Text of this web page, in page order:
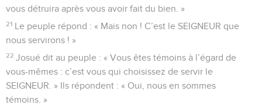
vous détruira après vous avoir fait du bien. »
21 Le peuple répond : « Mais non ! C’est le SEIGNEUR que
nous servirons ! »
22 Josué dit au peuple : « Vous êtes témoins à l’égard de
vous-mêmes : c’est vous qui choisissez de servir le
SEIGNEUR. » Ils répondent : « Oui, nous en sommes
témoins. »